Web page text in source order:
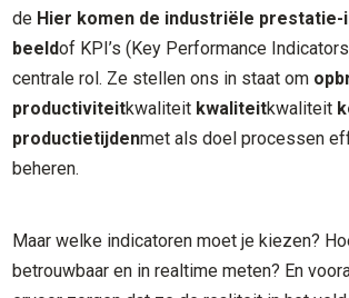
de Hier komen de industriële prestatie-
beeldof KPI’s (Key Performance
centrale rol. Ze stellen ons in staat om
productiviteitkwaliteit kwaliteitkwaliteit
productietijdenmet als doel processen
beheren.
Maar welke indicatoren moet je kiezen?
betrouwbaar en in realtime meten? En